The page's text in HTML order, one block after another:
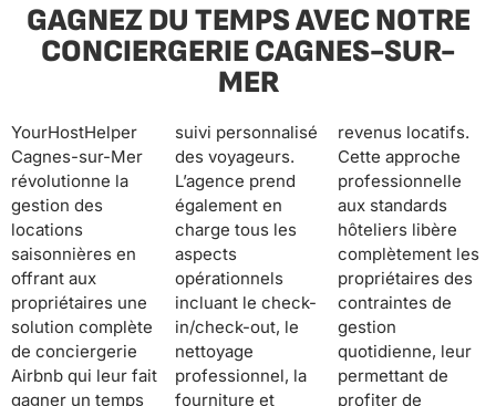
GAGNEZ DU TEMPS AVEC NOTRE
CONCIERGERIE CAGNES-SUR-
MER
YourHostHelper
Cagnes-sur-Mer
révolutionne la
gestion des
locations
saisonnières en
offrant aux
propriétaires une
solution complète
de conciergerie
Airbnb qui leur fait
gagner un temps
suivi personnalisé
des voyageurs.
L’agence prend
également en
charge tous les
aspects
opérationnels
incluant le check-
in/check-out, le
nettoyage
professionnel, la
fourniture et
revenus locatifs.
Cette approche
professionnelle
aux standards
hôteliers libère
complètement les
propriétaires des
contraintes de
gestion
quotidienne, leur
permettant de
profiter de